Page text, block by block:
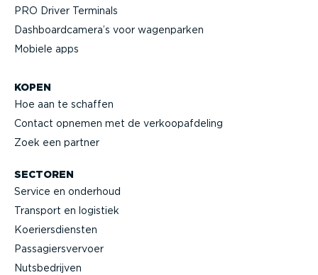
PRO Driver Terminals
Dashboard­camera’s voor wagenparken
Mobiele apps
KOPEN
Hoe aan te schaffen
Contact opnemen met de verkoop­af­deling
Zoek een partner
SECTOREN
Service en onderhoud
Transport en logistiek
Koeriers­diensten
Passa­giers­vervoer
Nutsbe­drijven